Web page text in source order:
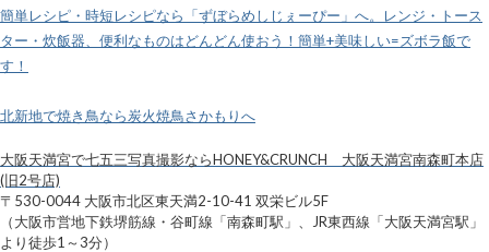
簡単レシピ・時短レシピなら「ずぼらめしじぇーぴー」へ。レンジ・トース
ター・炊飯器、便利なものはどんどん使おう！簡単+美味しい=ズボラ飯で
す！
北新地で焼き鳥なら炭火焼鳥さかもりへ
大阪天満宮で七五三写真撮影ならHONEY&CRUNCH 大阪天満宮南森町本店
(旧2号店)
〒530-0044 大阪市北区東天満2-10-41 双栄ビル5F
（大阪市営地下鉄堺筋線・谷町線「南森町駅」、JR東西線「大阪天満宮駅」
より徒歩1～3分）